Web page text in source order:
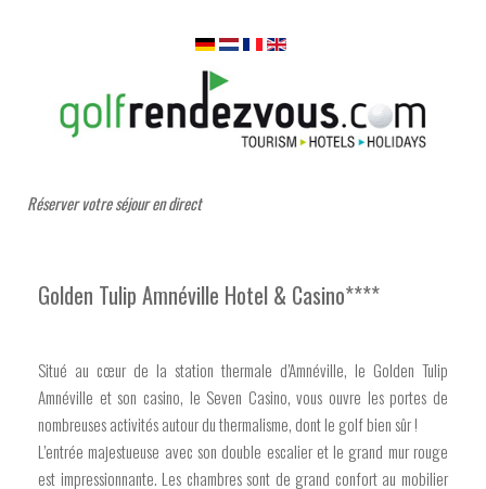
Réserver votre séjour en direct
Golden Tulip Amnéville Hotel & Casino****
Situé au cœur de la station thermale d’Amnéville, le Golden Tulip
Amnéville et son casino, le Seven Casino, vous ouvre les portes de
nombreuses activités autour du thermalisme, dont le golf bien sûr !
L’entrée majestueuse avec son double escalier et le grand mur rouge
est impressionnante. Les chambres sont de grand confort au mobilier